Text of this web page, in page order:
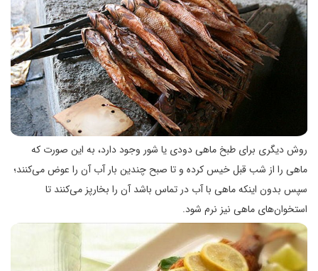
روش دیگری برای طبخ ماهی دودی یا شور وجود دارد، به این صورت که
ماهی را از شب قبل خیس کرده و تا صبح چندین بار آب آن را عوض می‌کنند؛
سپس بدون اینکه ماهی با آب در تماس باشد آن را بخارپز می‌کنند تا
استخوان‌های ماهی نیز نرم شود.